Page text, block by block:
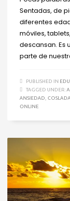
Sentadas, de
diferentes
móviles,
descansan. Es
parte de
PUBLISHED IN
TAGGED UNDER:
ANSIEDAD
COSLADA
ONLINE